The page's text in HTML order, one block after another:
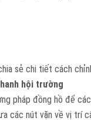
sẻ chi tiết cách
hội trường
pháp đồng hồ để
các nút vặn về vị trí